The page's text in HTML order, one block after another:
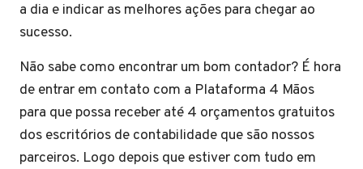
a dia e indicar as melhores ações para chegar ao
sucesso.
Não sabe como encontrar um bom contador? É hora
de entrar em contato com a Plataforma 4 Mãos
para que possa receber até 4 orçamentos gratuitos
dos escritórios de contabilidade que são nossos
parceiros. Logo depois que estiver com tudo em